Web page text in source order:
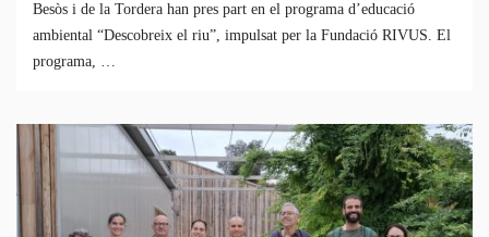
Besòs i de la Tordera han pres part en el programa d’educació
ambiental “Descobreix el riu”, impulsat per la Fundació RIVUS. El
programa, …